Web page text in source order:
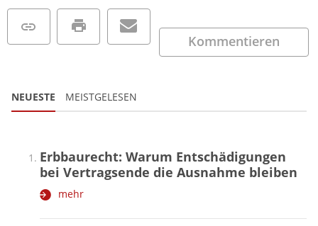
Kommentieren
NEUESTE MEISTGELESEN
Erbbaurecht: Warum Entschädigungen
bei Vertragsende die Ausnahme bleiben
mehr